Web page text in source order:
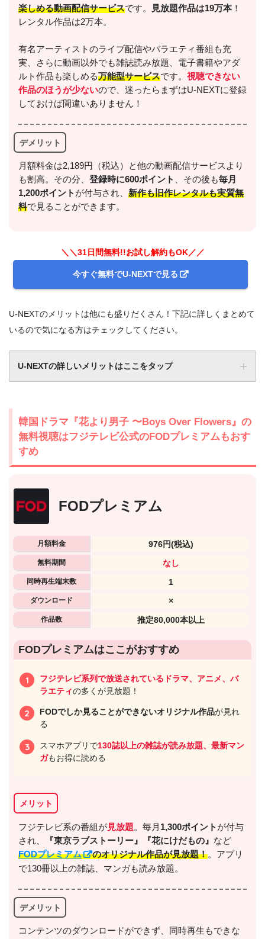
楽しめる動画配信サービスです。 見放題作品は19万本 ！
レンタル作品は2万本。
有名アーティストのライブ配信やバラエティ番組も充
実、さらに動画以外でも雑誌読み放題、電子書籍やアダ
ルト作品も楽しめる万能型サービスです。 視聴できない
作品のほうが少ないので、迷ったらまずはU-NEXTに登録
しておけば間違いありません！
デメリット
月額料金は2,189円（税込）と他の動画配信サービスより
も割高。その分、 登録時に600ポイント 、その後も毎月
1,200ポイント が付与され、 新作も旧作レンタルも実質無
料で見ることができます。
＼＼31日間無料!!お試し解約もOK／／
今すぐ無料でU-NEXTで見る
U-NEXTのメリットは他にも盛りだくさん！下記に詳しくまとめて
いるので気になる方はチェックしてください。
U-NEXTの詳しいメリットはここをタップ
出典:U-NEXTヘルプセンター
＼＼31日間無料!!お試し解約もOK／／
韓国ドラマ『花より男子 〜Boys Over Flowers』の
無料視聴はフジテレビ公式のFODプレミアムもおす
すめ
FODプレミアム
月額料金 976円(税込)
無料期間 なし
同時再生端末数 1
ダウンロード ×
作品数 推定80,000本以上
FODプレミアムはここがおすすめ
フジテレビ系列で放送されているドラマ、アニメ、バ
ラエティの多くが見放題！
FODでしか見ることができないオリジナル作品が見れ
る
スマホアプリで130誌以上の雑誌が読み放題、最新マン
ガもお得に読める
メリット
フジテレビ系の番組が見放題。毎月 1,300ポイント が付与
され、
『東京ラブストーリー』 『花にけだもの』 など
FODプレミアム
のオリジナル作品が見放題！。アプリ
で130冊以上の雑誌、マンガも読み放題。
デメリット
コンテンツのダウンロードができず、同時再生もできな